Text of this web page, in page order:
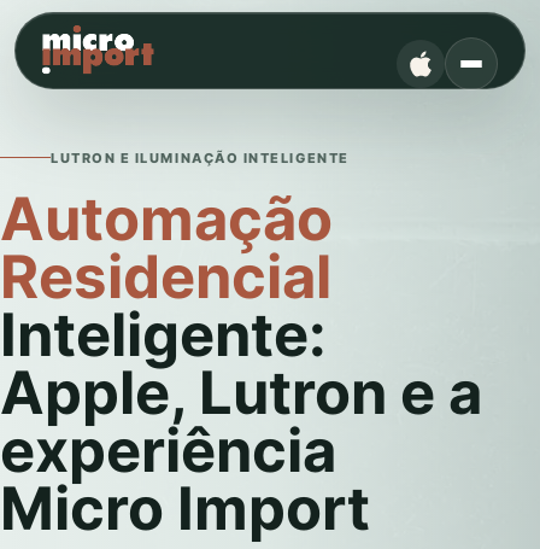
LUTRON E ILUMINAÇÃO INTELIGENTE
Automação
Residencial
Inteligente:
Apple, Lutron e a
experiência
Micro Import